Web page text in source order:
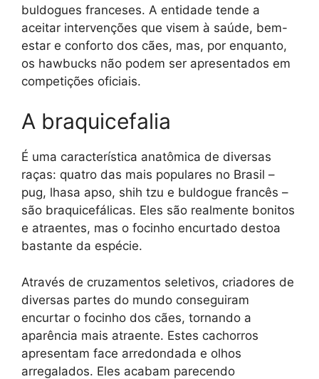
buldogues franceses. A entidade tende a
aceitar intervenções que visem à saúde, bem-
estar e conforto dos cães, mas, por enquanto,
os hawbucks não podem ser apresentados em
competições oficiais.
A braquicefalia
É uma característica anatômica de diversas
raças: quatro das mais populares no Brasil –
pug, lhasa apso, shih tzu e buldogue francês –
são braquicefálicas. Eles são realmente bonitos
e atraentes, mas o focinho encurtado destoa
bastante da espécie.
Através de cruzamentos seletivos, criadores de
diversas partes do mundo conseguiram
encurtar o focinho dos cães, tornando a
aparência mais atraente. Estes cachorros
apresentam face arredondada e olhos
arregalados. Eles acabam parecendo